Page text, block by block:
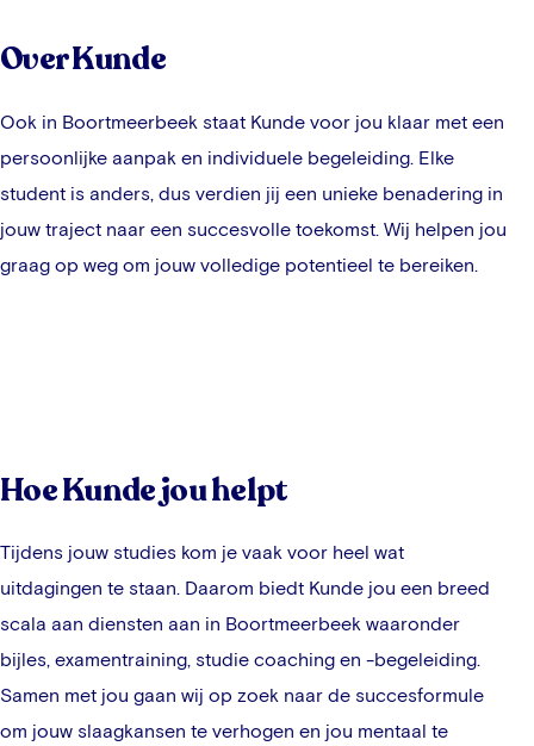
Over Kunde
Ook in Boortmeerbeek staat Kunde voor jou klaar met een
persoonlijke aanpak en individuele begeleiding. Elke
student is anders, dus verdien jij een unieke benadering in
jouw traject naar een succesvolle toekomst. Wij helpen jou
graag op weg om jouw volledige potentieel te bereiken.
Hoe Kunde jou helpt
Tijdens jouw studies kom je vaak voor heel wat
uitdagingen te staan. Daarom biedt Kunde jou een breed
scala aan diensten aan in Boortmeerbeek waaronder
bijles, examentraining, studie coaching en -begeleiding.
Samen met jou gaan wij op zoek naar de succesformule
om jouw slaagkansen te verhogen en jou mentaal te